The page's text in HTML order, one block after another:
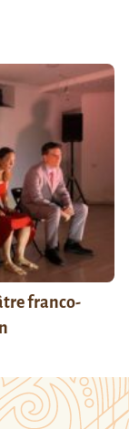
franco-